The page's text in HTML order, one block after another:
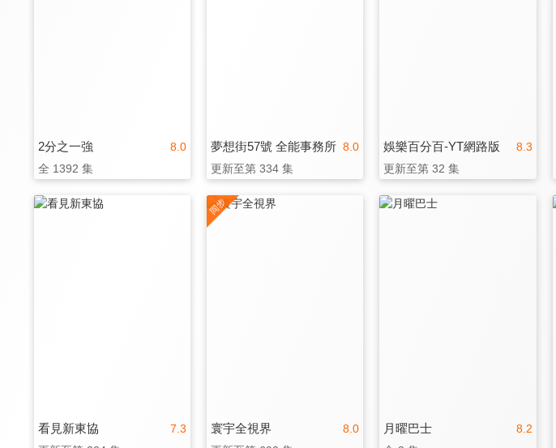
8.0
2分之一強
全 1392 集
8.0
夢想街57號 全能事務所
更新至第 334 集
8.3
娛樂百分百-YT網路版
更新至第 32 集
7.3
看見新東協 8.0
寰宇全視界 8.2
月曜巴士